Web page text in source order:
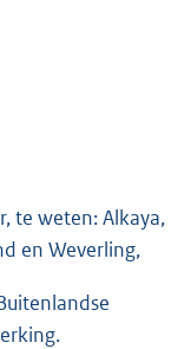
te weten: Alkaya,
en Weverling,